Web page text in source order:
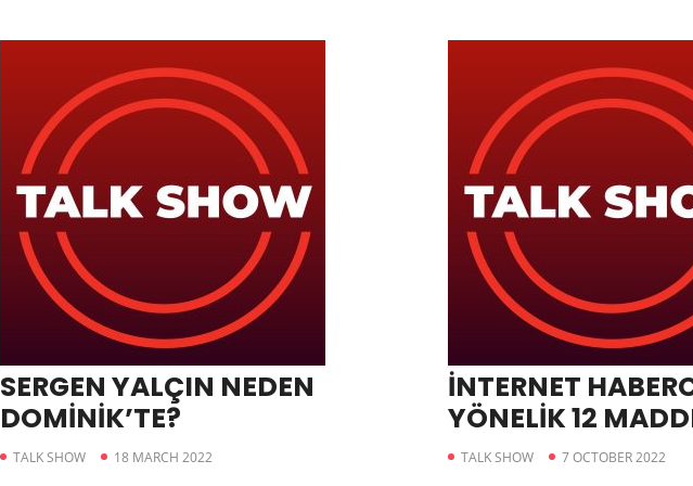
SERGEN YALÇIN NEDEN
DOMİNİK’TE?
TALK SHOW 18 MARCH 2022
İNTERNET
YÖNELİK 12
KABUL EDİLDİ
TALK SHOW 7 OCTOBER 2022